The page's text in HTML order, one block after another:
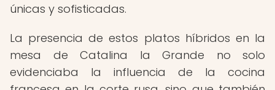
únicas y sofisticadas.
La presencia de estos platos híbridos en la
mesa de Catalina la Grande no solo
evidenciaba la influencia de la cocina